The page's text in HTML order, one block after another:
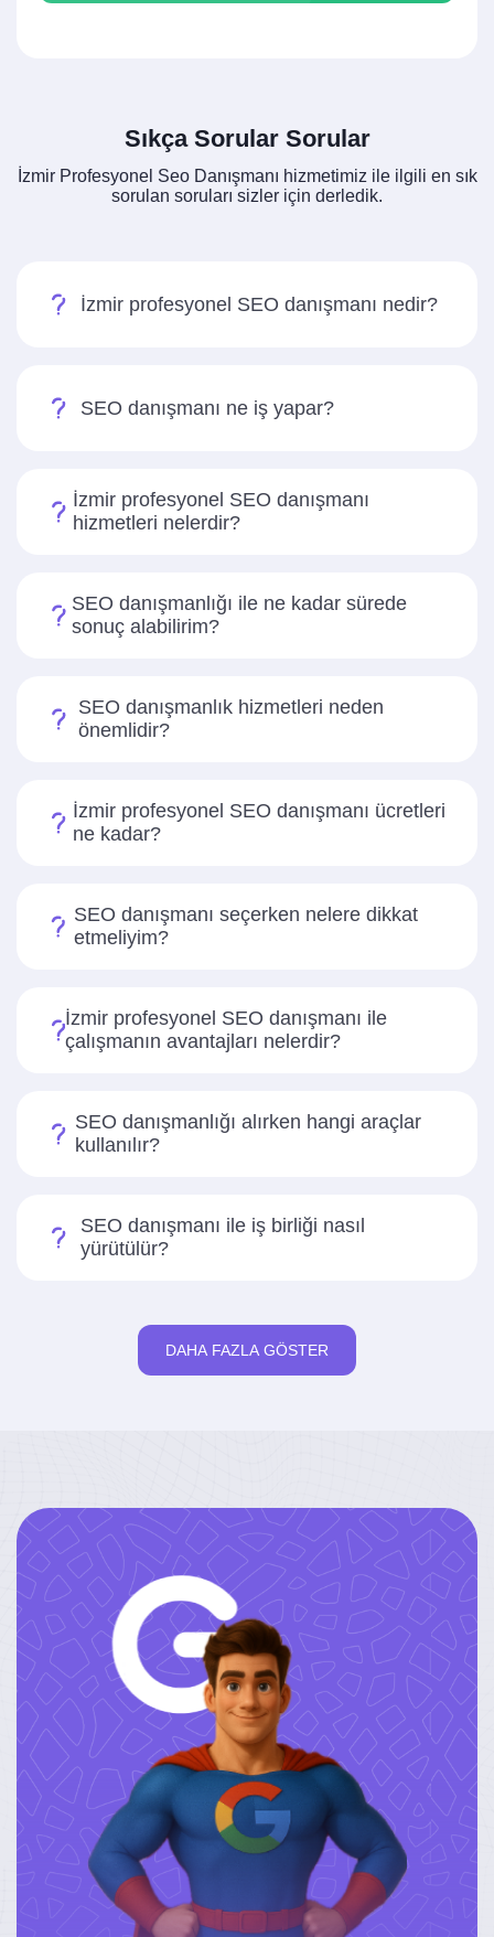
Sıkça Sorular Sorular
İzmir Profesyonel Seo Danışmanı hizmetimiz ile ilgili en sık
sorulan soruları sizler için derledik.
İzmir profesyonel SEO danışmanı nedir?
SEO danışmanı ne iş yapar?
İzmir profesyonel SEO danışmanı
hizmetleri nelerdir?
SEO danışmanlığı ile ne kadar sürede
sonuç alabilirim?
SEO danışmanlık hizmetleri neden
önemlidir?
İzmir profesyonel SEO danışmanı ücretleri
ne kadar?
SEO danışmanı seçerken nelere dikkat
etmeliyim?
İzmir profesyonel SEO danışmanı ile
çalışmanın avantajları nelerdir?
SEO danışmanlığı alırken hangi araçlar
kullanılır?
SEO danışmanı ile iş birliği nasıl
yürütülür?
DAHA FAZLA GÖSTER